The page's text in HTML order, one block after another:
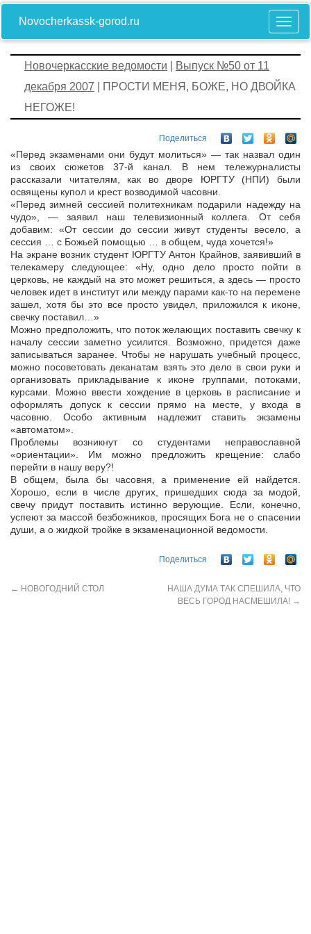
Novocherkassk-gorod.ru
Новочеркасские ведомости
Выпуск №50 от 11
декабря 2007 | ПРОСТИ МЕНЯ, БОЖЕ, НО ДВОЙКА
НЕГОЖЕ!
Поделиться
«Перед экзаменами они будут молиться» — так назвал один
из своих сюжетов 37-й канал. В нем тележурналисты
рассказали читателям, как во дворе ЮРГТУ (НПИ) были
освящены купол и крест возводимой часовни.
«Перед зимней сессией политехникам подарили надежду на
чудо», — заявил наш телевизионный коллега. От себя
добавим: «От сессии до сессии живут студенты весело, а
сессия … с Божьей помощью … в общем, чуда хочется!»
На экране возник студент ЮРГТУ Антон Крайнов, заявивший в
телекамеру следующее: «Ну, одно дело просто пойти в
церковь, не каждый на это может решиться, а здесь — просто
человек идет в институт или между парами как-то на перемене
зашел, хотя бы это все просто увидел, приложился к иконе,
свечку поставил…»
Можно предположить, что поток желающих поставить свечку к
началу сессии заметно усилится. Возможно, придется даже
записываться заранее. Чтобы не нарушать учебный процесс,
можно посоветовать деканатам взять это дело в свои руки и
организовать прикладывание к иконе группами, потоками,
курсами. Можно ввести хождение в церковь в расписание и
оформлять допуск к сессии прямо на месте, у входа в
часовню. Особо активным надлежит ставить экзамены
«автоматом».
Проблемы возникнут со студентами неправославной
«ориентации». Им можно предложить крещение: слабо
перейти в нашу веру?!
В общем, была бы часовня, а применение ей найдется.
Хорошо, если в числе других, пришедших сюда за модой,
свечу придут поставить истинно верующие. Если, конечно,
успеют за массой безбожников, просящих Бога не о спасении
души, а о жидкой тройке в экзаменационной ведомости.
Поделиться
← НОВОГОДНИЙ СТОЛ
НАША ДУМА ТАК СПЕШИЛА, ЧТО
ВЕСЬ ГОРОД НАСМЕШИЛА! →